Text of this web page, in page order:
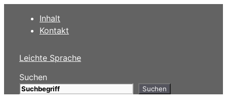
springen
Inhalt
Kontakt
Leichte Sprache
Suchen
Suchen